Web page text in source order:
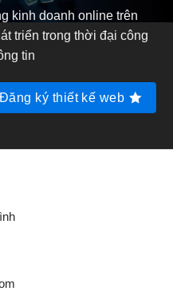
kinh doanh online trên
triển trong thời đại công
tin
Đăng ký thiết kế web